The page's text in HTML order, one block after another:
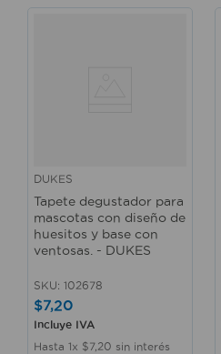
DUKES
Tapete degustador para
mascotas con diseño de
huesitos y base con
ventosas. - DUKES
SKU: 102678
$7,20
Incluye IVA
Hasta 1x $7, 20 sin interés